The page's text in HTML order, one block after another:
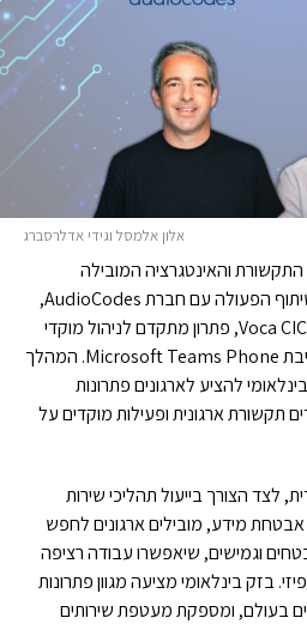
אלון אלמסל וגידי אדלרסברג
והאינטגרציה המובילה
בישראל, מודיעה על הרחבת שיתוף הפעולה עם חברת AudioCodes,
במסגרתו תציע ללקוחותיה את Voca CIC, פתרון מתקדם לניהול מוקדי
שירות הפועל באופן ייעודי בסביבת Microsoft Teams Phone. המהלך
להציע לארגונים פתרונות
ארגונית ופעילות מוקדים על
לצד הצורך בייעול תהליכי שירות
מידע, מובילים ארגונים לחפש
וגמישים, שיאפשרו עבודה רציפה
בזק בינלאומי מציעה מגוון פתרונות
בעולם, ומספקת מעטפת שירותים